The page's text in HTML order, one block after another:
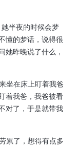
半夜的时候会梦
懂的梦话，说得很
她昨晚说了什么，
坐在床上盯着我爸
着我爸，我爸被看
对了，于是就带我
累了，想得有点多